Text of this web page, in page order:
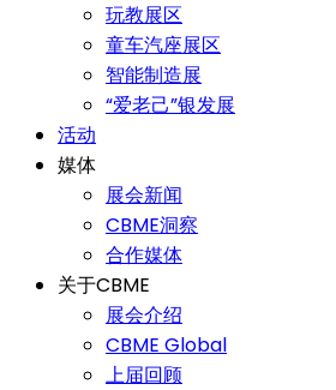
玩教展区
童车汽座展区
智能制造展
“爱老己”银发展
活动
媒体
展会新闻
CBME洞察
合作媒体
关于CBME
展会介绍
CBME Global
上届回顾